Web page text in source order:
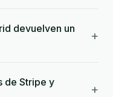
devuelven un
+
de Stripe y
+